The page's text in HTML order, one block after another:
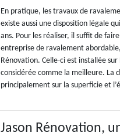
En pratique, les travaux de
existe aussi une disposition légale
ans. Pour les réaliser, il suffit de
entreprise de ravalement
Rénovation. Celle-ci est installée
considérée comme la meilleure.
principalement sur la superficie et
Jason Rénovation,